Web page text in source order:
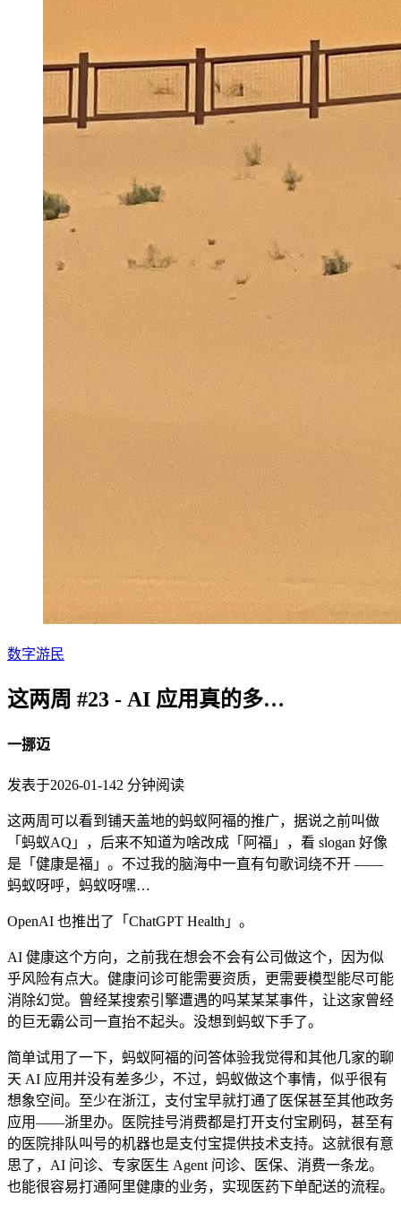
数字游民
这两周 #23 - AI 应用真的多…
一挪迈
发表于2026-01-142 分钟阅读
这两周可以看到铺天盖地的蚂蚁阿福的推广，据说之前叫做
「蚂蚁AQ」，后来不知道为啥改成「阿福」，看 slogan 好像
是「健康是福」。不过我的脑海中一直有句歌词绕不开 ——
蚂蚁呀呼，蚂蚁呀嘿…
OpenAI 也推出了「ChatGPT Health」。
AI 健康这个方向，之前我在想会不会有公司做这个，因为似
乎风险有点大。健康问诊可能需要资质，更需要模型能尽可能
消除幻觉。曾经某搜索引擎遭遇的吗某某某事件，让这家曾经
的巨无霸公司一直抬不起头。没想到蚂蚁下手了。
简单试用了一下，蚂蚁阿福的问答体验我觉得和其他几家的聊
天 AI 应用并没有差多少，不过，蚂蚁做这个事情，似乎很有
想象空间。至少在浙江，支付宝早就打通了医保甚至其他政务
应用——浙里办。医院挂号消费都是打开支付宝刷码，甚至有
的医院排队叫号的机器也是支付宝提供技术支持。这就很有意
思了，AI 问诊、专家医生 Agent 问诊、医保、消费一条龙。
也能很容易打通阿里健康的业务，实现医药下单配送的流程。